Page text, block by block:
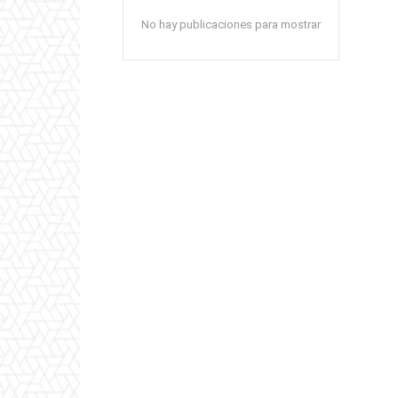
No hay publicaciones para mostrar